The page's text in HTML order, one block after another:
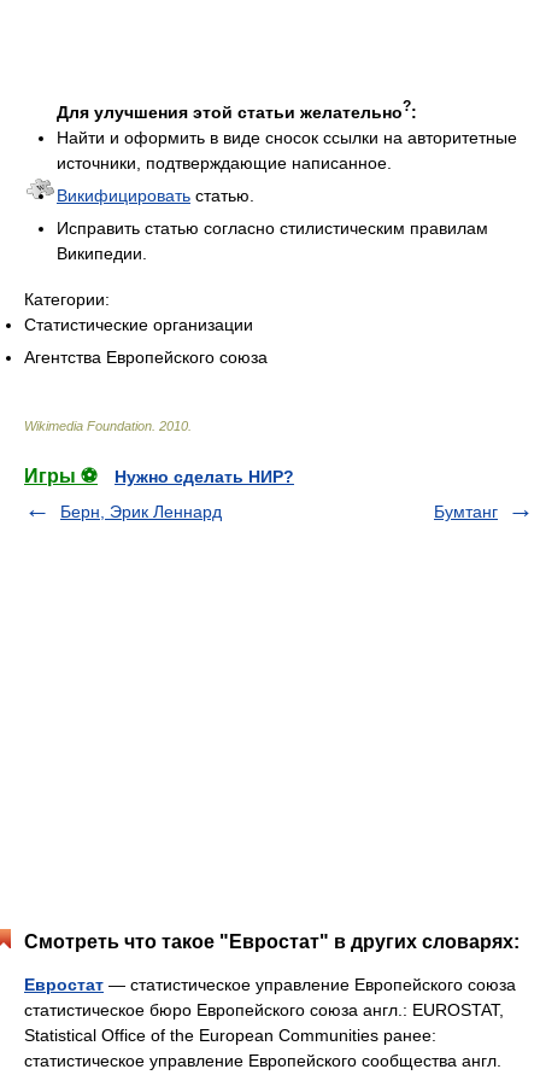
Для улучшения этой статьи желательно?:
Найти и оформить в виде сносок ссылки на авторитетные
источники, подтверждающие написанное.
Викифицировать статью.
Исправить статью согласно стилистическим правилам
Википедии.
Категории:
Статистические организации
Агентства Европейского союза
Wikimedia Foundation 2010
Игры ⚽
Нужно сделать НИР?
Берн, Эрик Леннард
Бумтанг
Смотреть что такое "Евростат" в других словарях:
Евростат — статистическое управление Европейского союза
статистическое бюро Европейского союза англ.: EUROSTAT,
Statistical Office of the European Communities ранее:
статистическое управление Европейского сообщества англ.